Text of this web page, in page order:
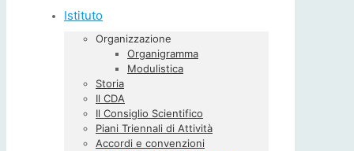
Istituto
Organizzazione
Organigramma
Modulistica
Storia
Il CDA
Il Consiglio Scientifico
Piani Triennali di Attività
Accordi e convenzioni